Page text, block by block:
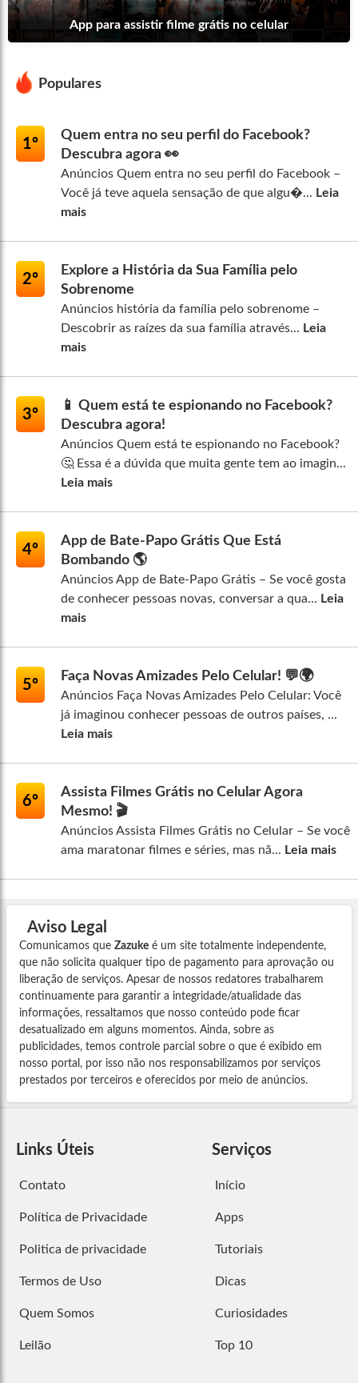
App para assistir filme grátis no celular
Populares
1º
Quem entra no seu perfil do Facebook?
Descubra agora 👀
Anúncios Quem entra no seu perfil do Facebook –
Você já teve aquela sensação de que algu�... Leia
mais
2º
Explore a História da Sua Família pelo
Sobrenome
Anúncios história da família pelo sobrenome –
Descobrir as raízes da sua família através... Leia
mais
3º
📱 Quem está te espionando no Facebook?
Descubra agora!
Anúncios Quem está te espionando no Facebook?
🤔 Essa é a dúvida que muita gente tem ao imagin...
Leia mais
4º
App de Bate-Papo Grátis Que Está
Bombando 🌎
Anúncios App de Bate-Papo Grátis – Se você gosta
de conhecer pessoas novas, conversar a qua... Leia
mais
5º
Faça Novas Amizades Pelo Celular! 💬🌍
Anúncios Faça Novas Amizades Pelo Celular: Você
já imaginou conhecer pessoas de outros países, ...
Leia mais
6º
Assista Filmes Grátis no Celular Agora
Mesmo! 🎬
Anúncios Assista Filmes Grátis no Celular – Se você
ama maratonar filmes e séries, mas nã... Leia mais
Aviso Legal
Comunicamos que Zazuke é um site totalmente independente,
que não solicita qualquer tipo de pagamento para aprovação ou
liberação de serviços. Apesar de nossos redatores trabalharem
continuamente para garantir a integridade/atualidade das
informações, ressaltamos que nosso conteúdo pode ficar
desatualizado em alguns momentos. Ainda, sobre as
publicidades, temos controle parcial sobre o que é exibido em
nosso portal, por isso não nos responsabilizamos por serviços
prestados por terceiros e oferecidos por meio de anúncios.
Links Úteis
Contato
Política de Privacidade
Politica de privacidade
Termos de Uso
Quem Somos
Leilão
Serviços
Início
Apps
Tutoriais
Dicas
Curiosidades
Top 10